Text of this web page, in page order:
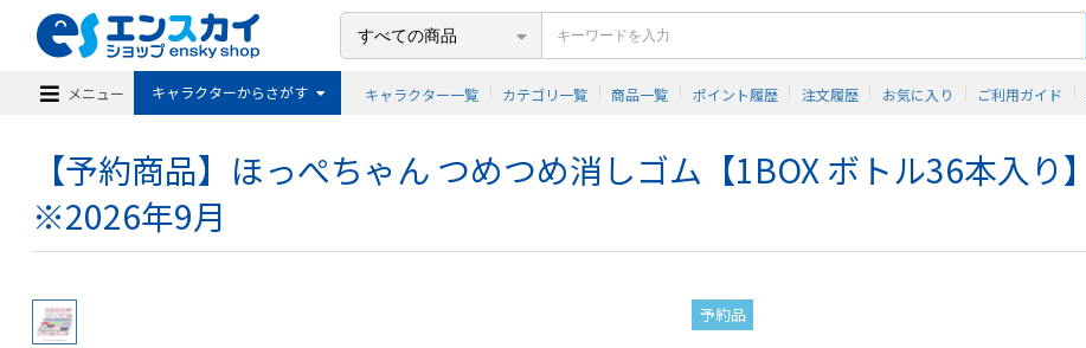
メニュー キャラクターからさがす キャラクター一覧 カテゴリ一覧 商品一覧 ポイント履歴 注文履歴 お気に入り ご利用ガイド
【予約商品】ほっぺちゃん つめつめ消しゴム【1BOX ボトル36本入り】
※2026年9月
予約品